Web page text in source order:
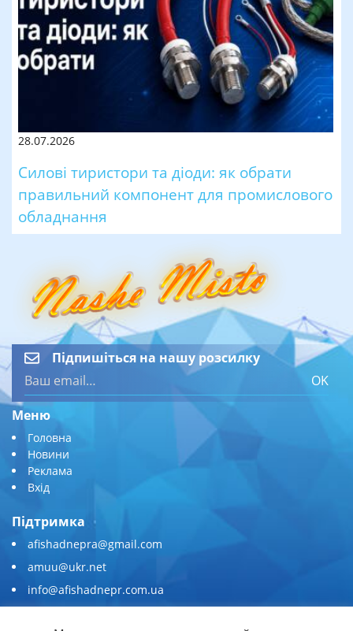
28.07.2026
Силові тиристори та діоди: як обрати
правильний компонент для промислового
обладнання
Підпишіться на нашу розсилку
OK
Меню
Головна
Новини
Реклама
Вхід
Підтримка
afishadnepra@gmail.com
amuu@ukr.net
info@afishadnepr.com.ua